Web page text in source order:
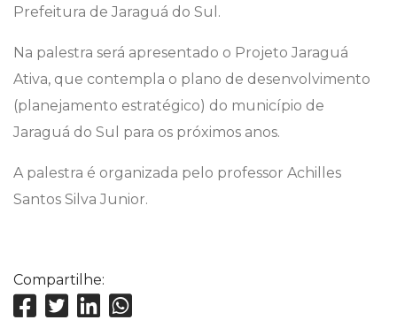
Prefeitura de Jaraguá do Sul.
Na palestra será apresentado o Projeto Jaraguá
Ativa, que contempla o plano de desenvolvimento
(planejamento estratégico) do município de
Jaraguá do Sul para os próximos anos.
A palestra é organizada pelo professor Achilles
Santos Silva Junior.
Compartilhe: